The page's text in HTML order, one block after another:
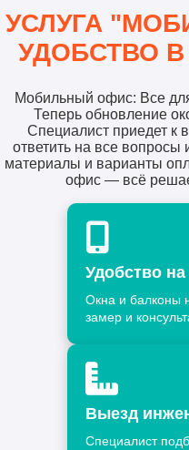
УСЛУГА
УДОБСТВО
Мобильный офис: Все
Теперь обновление
Специалист приедет к
ответить на все
материалы и варианты
офис — всё
Удобство
Окна и балконы
замер и
Выезд
Специалист